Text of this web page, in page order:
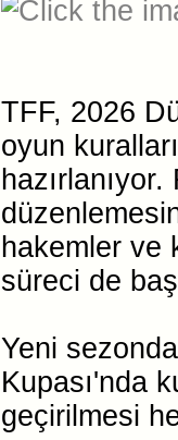
TFF, 2026
oyun
hakemler ve
süreci de
Yeni
Kupası'nda
geçirilmesi